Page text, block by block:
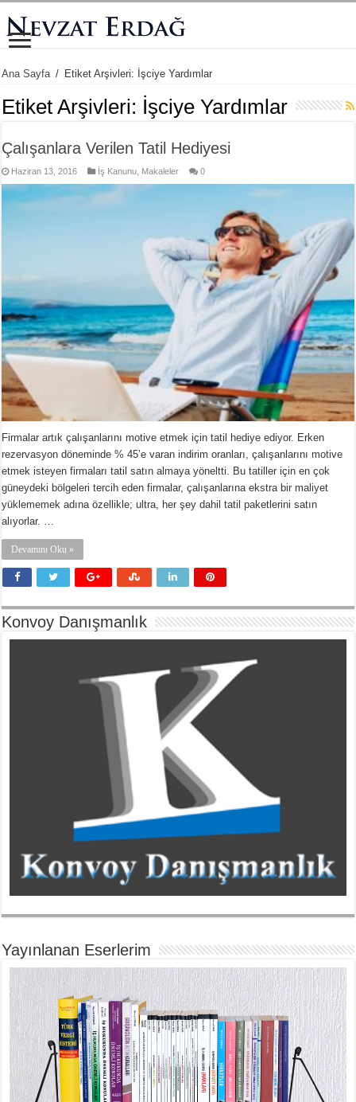
Ana Sayfa / Etiket Arşivleri: İşciye Yardımlar
Etiket Arşivleri: İşciye Yardımlar
Çalışanlara Verilen Tatil Hediyesi
Haziran 13, 2016 İş Kanunu Makaleler 0
Firmalar artık çalışanlarını motive etmek için tatil hediye ediyor. Erken
rezervasyon döneminde % 45’e varan indirim oranları, çalışanlarını motive
etmek isteyen firmaları tatil satın almaya yöneltti. Bu tatiller için en çok
güneydeki bölgeleri tercih eden firmalar, çalışanlarına ekstra bir maliyet
yüklememek adına özellikle; ultra, her şey dahil tatil paketlerini satın
alıyorlar. …
Devamını Oku »
Konvoy Danışmanlık
Yayınlanan Eserlerim